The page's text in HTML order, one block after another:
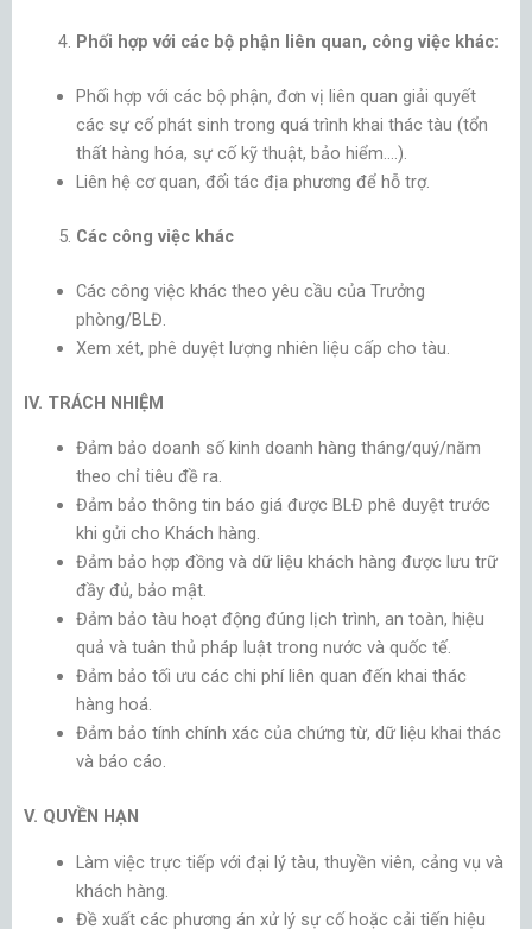
Phối hợp với các bộ phận liên quan, công việc khác:
Phối hợp với các bộ phận, đơn vị liên quan giải quyết
các sự cố phát sinh trong quá trình khai thác tàu (tổn
thất hàng hóa, sự cố kỹ thuật, bảo hiểm….).
Liên hệ cơ quan, đối tác địa phương để hỗ trợ.
Các công việc khác
Các công việc khác theo yêu cầu của Trưởng
phòng/BLĐ.
Xem xét, phê duyệt lượng nhiên liệu cấp cho tàu.
IV. TRÁCH NHIỆM
Đảm bảo doanh số kinh doanh hàng tháng/quý/năm
theo chỉ tiêu đề ra.
Đảm bảo thông tin báo giá được BLĐ phê duyệt trước
khi gửi cho Khách hàng.
Đảm bảo hợp đồng và dữ liệu khách hàng được lưu trữ
đầy đủ, bảo mật.
Đảm bảo tàu hoạt động đúng lịch trình, an toàn, hiệu
quả và tuân thủ pháp luật trong nước và quốc tế.
Đảm bảo tối ưu các chi phí liên quan đến khai thác
hàng hoá.
Đảm bảo tính chính xác của chứng từ, dữ liệu khai thác
và báo cáo.
V. QUYỀN HẠN
Làm việc trực tiếp với đại lý tàu, thuyền viên, cảng vụ và
khách hàng.
Đề xuất các phương án xử lý sự cố hoặc cải tiến hiệu